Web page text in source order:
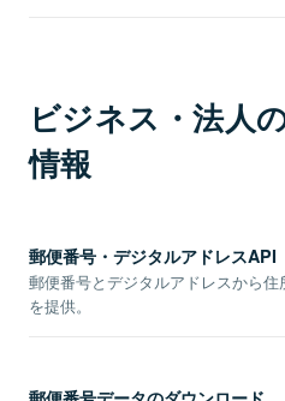
ビジネス・法人
情報
郵便番号・デジタルアドレスAPI
郵便番号とデジタルアドレスから
を提供。